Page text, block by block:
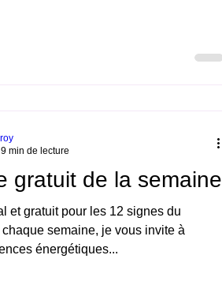
gratuit de la semaine
et gratuit pour les 12 signes du
semaine, je vous invite à
énergétiques...
9 min de lecture